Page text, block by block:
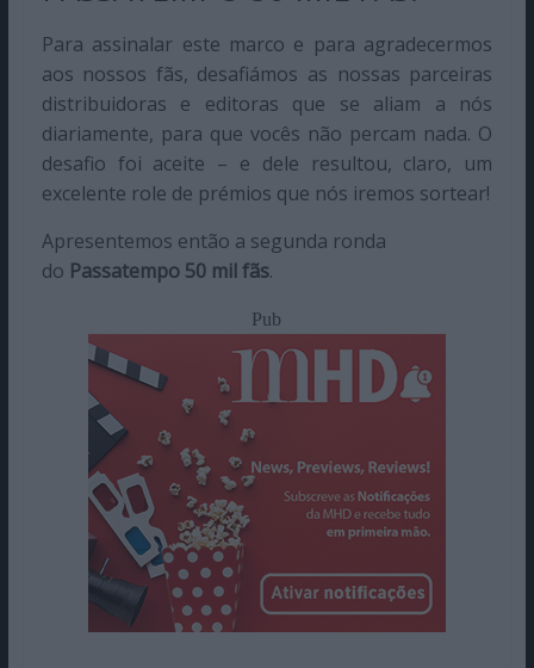
Para assinalar este marco e para agradecermos
aos nossos fãs, desafiámos as nossas parceiras
distribuidoras e editoras que se aliam a nós
diariamente, para que vocês não percam nada. O
desafio foi aceite – e dele resultou, claro, um
excelente role de prémios que nós iremos sortear!
Apresentemos então a segunda ronda
do Passatempo 50 mil fãs.
Pub